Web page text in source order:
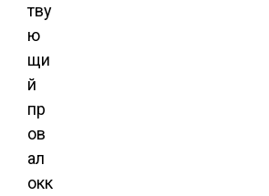
тву
ю
щи
й
пр
ов
ал
окк